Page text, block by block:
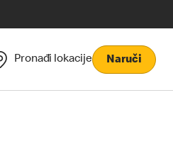
Pronađi lokacije Naruči